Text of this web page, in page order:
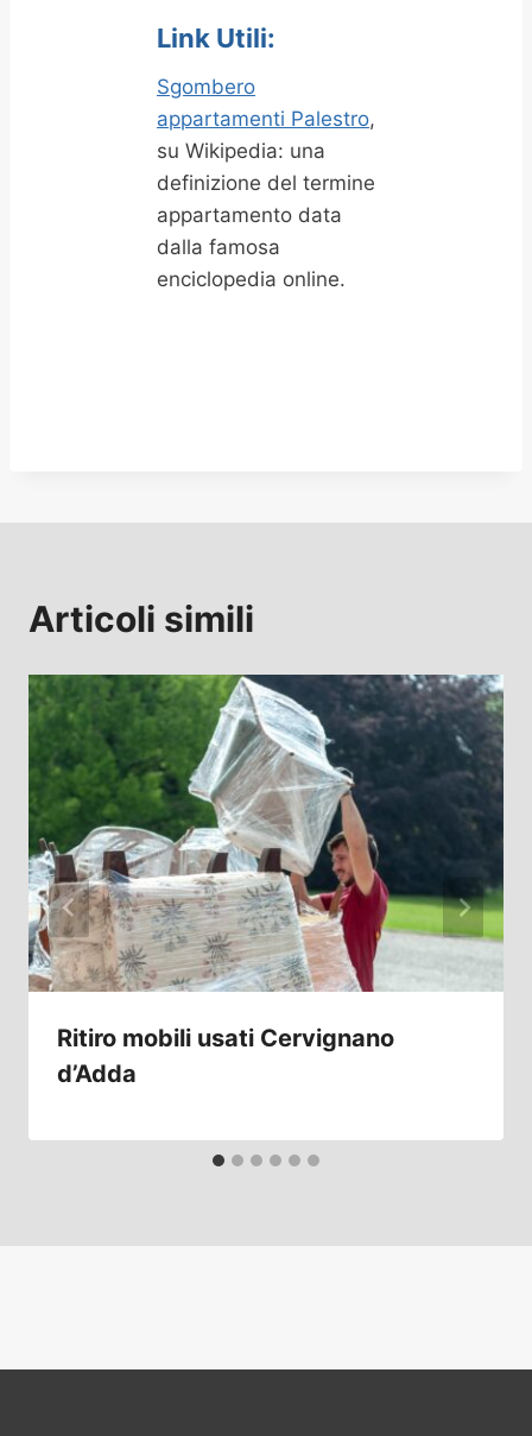
Link Utili:
Sgombero
appartamenti Palestro,
su Wikipedia: una
definizione del termine
appartamento data
dalla famosa
enciclopedia online.
Articoli simili
Ritiro mobili usati Cervignano
d’Adda